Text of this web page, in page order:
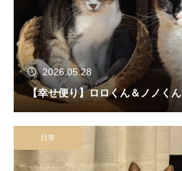
2026.05.28
【幸せ便り】ロロくん＆ノノくん
日常